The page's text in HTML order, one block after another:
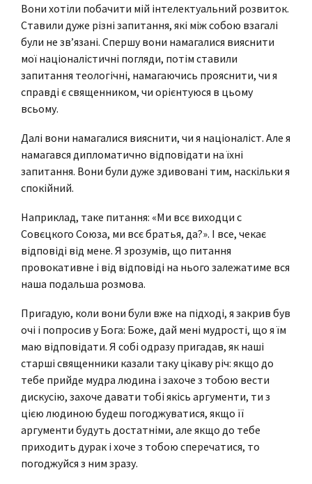
Вони хотіли побачити мій інтелектуальний розвиток.
Ставили дуже різні запитання, які між собою взагалі
були не зв’язані. Спершу вони намагалися вияснити
мої націоналістичні погляди, потім ставили
запитання теологічні, намагаючись прояснити, чи я
справді є священником, чи орієнтуюся в цьому
всьому.
Далі вони намагалися вияснити, чи я націоналіст. Але я
намагався дипломатично відповідати на їхні
запитання. Вони були дуже здивовані тим, наскільки я
спокійний.
Наприклад, таке питання: «Ми всє виходци с
Совєцкого Союза, ми всє братья, да?». І все, чекає
відповіді від мене. Я зрозумів, що питання
провокативне і від відповіді на нього залежатиме вся
наша подальша розмова.
Пригадую, коли вони були вже на підході, я закрив був
очі і попросив у Бога: Боже, дай мені мудрості, що я їм
маю відповідати. Я собі одразу пригадав, як наші
старші священники казали таку цікаву річ: якщо до
тебе прийде мудра людина і захоче з тобою вести
дискусію, захоче давати тобі якісь аргументи, ти з
цією людиною будеш погоджуватися, якщо її
аргументи будуть достатніми, але якщо до тебе
приходить дурак і хоче з тобою сперечатися, то
погоджуйся з ним зразу.